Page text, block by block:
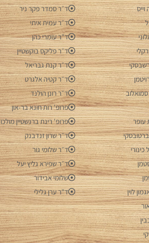
עופר
לוין
ד״ר סמדר פקר ניר
ד״ר עמית איתי
ד"ר עומרי כהן
ד״ר פליקס בוקשטיין
ד״ר קנת גבריאל
ד״ר קטיה אלגרט
ד״ר רונן הולנד
פרופ' רות חונא בר-און
פרופ' רינת ברנשטיין מולכו
ד״ר שרון זנדבנק
ד״ר שלומי גור
ד״ר שפירא גליץ יעל
שלומי אבידור
ד"ר ערן גלילי